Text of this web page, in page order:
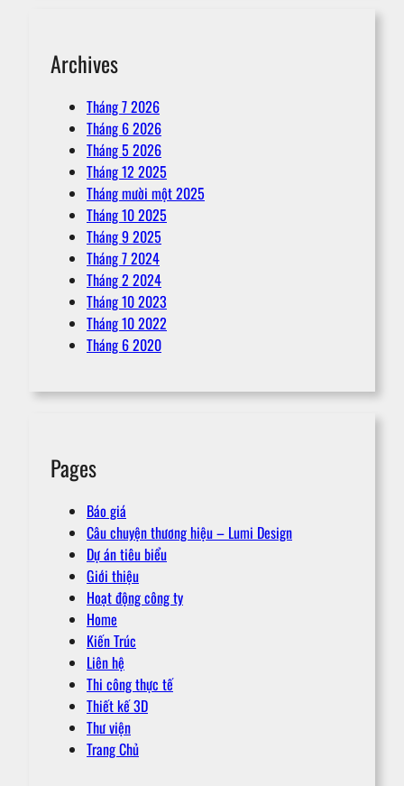
Archives
Tháng 7 2026
Tháng 6 2026
Tháng 5 2026
Tháng 12 2025
Tháng mười một 2025
Tháng 10 2025
Tháng 9 2025
Tháng 7 2024
Tháng 2 2024
Tháng 10 2023
Tháng 10 2022
Tháng 6 2020
Pages
Báo giá
Câu chuyện thương hiệu – Lumi Design
Dự án tiêu biểu
Giới thiệu
Hoạt động công ty
Home
Kiến Trúc
Liên hệ
Thi công thực tế
Thiết kế 3D
Thư viện
Trang Chủ